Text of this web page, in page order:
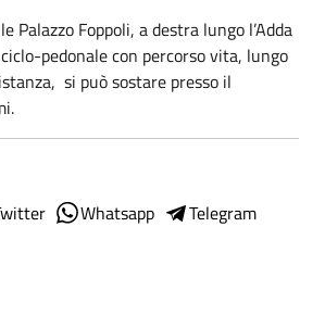
Palazzo Foppoli, a destra lungo l’Adda
pedonale con percorso vita, lungo
si può sostare presso il
Whatsapp
Telegram